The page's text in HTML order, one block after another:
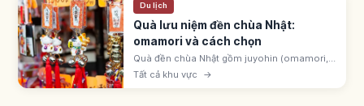
Du lịch
Quà lưu niệm đền chùa Nhật:
omamori và cách chọn
Quà đền chùa Nhật gồm juyohin (omamori,
goshuin, ofuda) gọi là được ban tặng, và đồ
engimono ở cửa hàng monzen-machi.
Tất cả khu vực →